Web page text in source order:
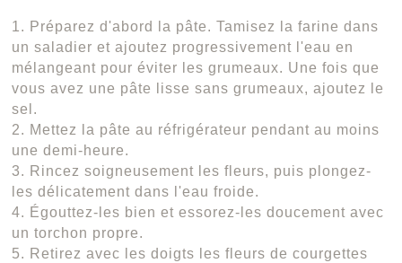
1. Préparez d'abord la pâte. Tamisez la farine dans
un saladier et ajoutez progressivement l'eau en
mélangeant pour éviter les grumeaux. Une fois que
vous avez une pâte lisse sans grumeaux, ajoutez le
sel.
2. Mettez la pâte au réfrigérateur pendant au moins
une demi-heure.
3. Rincez soigneusement les fleurs, puis plongez-
les délicatement dans l'eau froide.
4. Égouttez-les bien et essorez-les doucement avec
un torchon propre.
5. Retirez avec les doigts les fleurs de courgettes